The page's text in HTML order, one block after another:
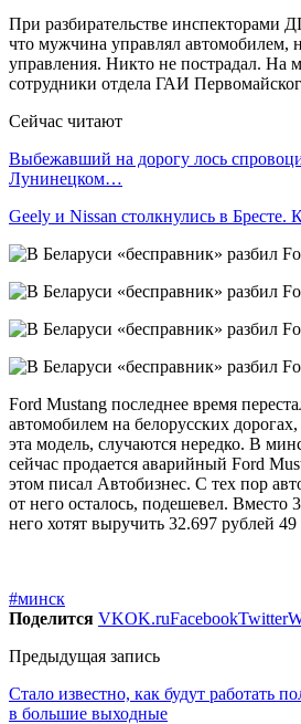
При разбирательстве инспекторами
что мужчина управлял автомобилем,
управления. Никто не пострадал. На
сотрудники отдела ГАИ
Сейчас читают
Выбежавший на дорогу лось
Лунинецком…
Geely и Nissan столкнулись в Бресте.
Ford Mustang последнее время
автомобилем на белорусских
эта модель, случаются нередко. В
сейчас продается аварийный Ford
этом писал Автобизнес. С тех пор
от него осталось, подешевел. Вместо
него хотят выручить 32.697 рублей 49
#минск
Поделится VKOK.ruFacebookTwitter
Предыдущая запись
Стало известно, как будут работать
в большие выходные